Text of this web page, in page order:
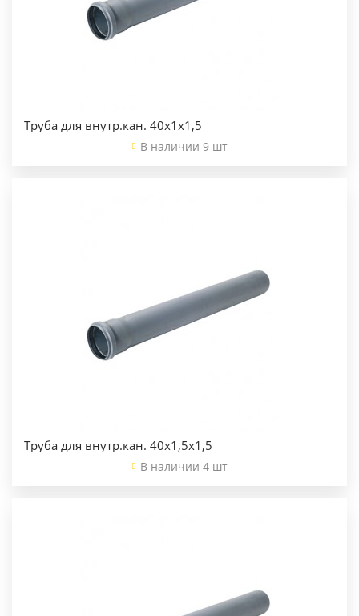
Труба для внутр.кан. 40х1х1,5
В наличии 9 шт
Труба для внутр.кан. 40х1,5х1,5
В наличии 4 шт